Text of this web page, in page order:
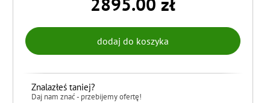
Znalazłeś taniej?
Daj nam znać - przebijemy ofertę!